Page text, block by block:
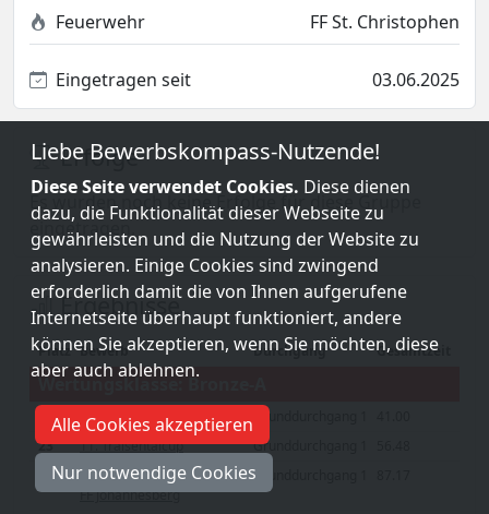
Feuerwehr FF St. Christophen
Eingetragen seit 03.06.2025
Erfolge
Es wurden noch keine Erfolge für diese Gruppe
eingetragen.
Ergebnisse
Platz Bewerb Durchgang Gesamtzeit
Wertungsklasse: Bronze-A
4. Schloss Trophy Grunddurchgang 1
23
11. Traisentalcup Grunddurchgang 1
66
29. Vergleichsbewerb der
FF Johannesberg
Grunddurchgang 1
Liebe Bewerbskompass-Nutzende!
Diese Seite verwendet Cookies. Diese dienen
dazu, die Funktionalität dieser Webseite zu
gewährleisten und die Nutzung der Website zu
analysieren. Einige Cookies sind zwingend
erforderlich damit die von Ihnen aufgerufene
Internetseite überhaupt funktioniert, andere
können Sie akzeptieren, wenn Sie möchten, diese
aber auch ablehnen.
Alle Cookies akzeptieren
Nur notwendige Cookies